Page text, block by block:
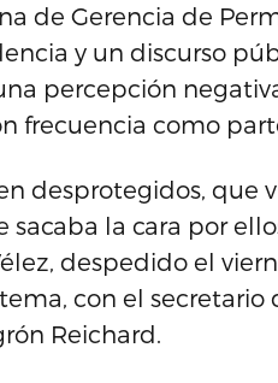
de Gerencia de
y un discurso
percepción
frecuencia como
desprotegidos,
la cara por
despedido el
con el secretario
Reichard.